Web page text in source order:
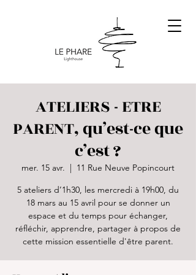
ATELIERS - ETRE
PARENT, qu’est-ce que
c’est ?
mer. 15 avr.
  |
11 Rue Neuve Popincourt
5 ateliers d’1h30, les mercredi à 19h00, du
18 mars au 15 avril pour se donner un
espace et du temps pour échanger,
réfléchir, apprendre, partager à propos de
cette mission essentielle d'être parent.